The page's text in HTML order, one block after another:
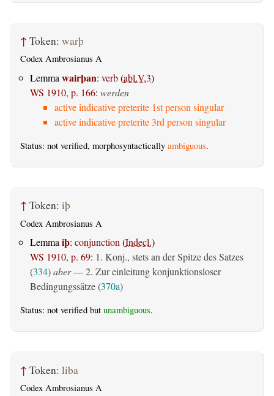
↑ Token: warþ
Codex Ambrosianus A
Lemma wairþan: verb(abl.V.3)
WS 1910, p. 166: werden
active indicative preterite 1st person singular
active indicative preterite 3rd person singular
Status: not verified, morphosyntactically ambiguous.
↑ Token: iþ
Codex Ambrosianus A
Lemma iþ: conjunction (Indecl.)
WS 1910, p. 69: 1. Konj., stets an der Spitze des Satzes
(334)aber— 2. Zur einleitung konjunktionsloser
Bedingungssätze (370a)
Status: not verified but unambiguous.
↑ Token: liba
Codex Ambrosianus A